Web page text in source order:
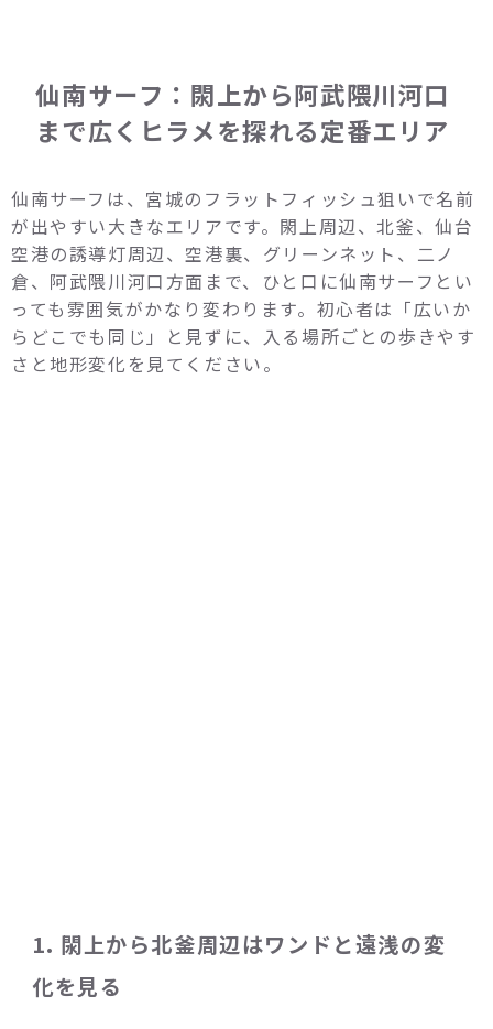
仙南サーフ：閖上から阿武隈川河口
まで広くヒラメを探れる定番エリア
仙南サーフは、宮城のフラットフィッシュ狙いで名前
が出やすい大きなエリアです。閖上周辺、北釜、仙台
空港の誘導灯周辺、空港裏、グリーンネット、二ノ
倉、阿武隈川河口方面まで、ひと口に仙南サーフとい
っても雰囲気がかなり変わります。初心者は「広いか
らどこでも同じ」と見ずに、入る場所ごとの歩きやす
さと地形変化を見てください。
1. 閖上から北釜周辺はワンドと遠浅の変
化を見る